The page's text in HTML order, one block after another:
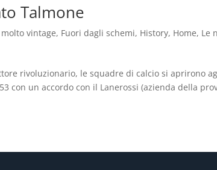
Talmone
vintage, Fuori dagli schemi, History, Home, Le
rivoluzionario, le squadre di calcio si aprirono
con un accordo con il Lanerossi (azienda della